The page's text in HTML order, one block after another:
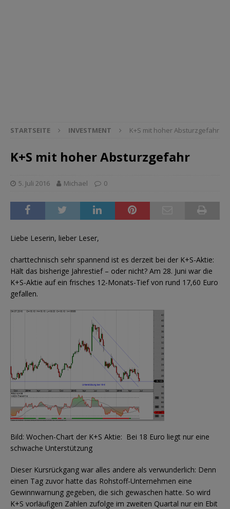
STARTSEITE INVESTMENT K+S mit hoher Absturzgefahr
K+S mit hoher Absturzgefahr
5. Juli 2016 Michael 0
Liebe Leserin, lieber Leser,
charttechnisch sehr spannend ist es derzeit bei der K+S-Aktie:
Hält das bisherige Jahrestief – oder nicht? Am 28. Juni war die
K+S-Aktie auf ein frisches 12-Monats-Tief von rund 17,60 Euro
gefallen.
Bild: Wochen-Chart der K+S Aktie: Bei 18 Euro liegt nur eine
schwache Unterstützung
Dieser Kursrückgang war alles andere als verwunderlich: Denn
einen Tag zuvor hatte das Rohstoff-Unternehmen eine
Gewinnwarnung gegeben, die sich gewaschen hatte. So wird
K+S vorläufigen Zahlen zufolge im zweiten Quartal nur ein Ebit